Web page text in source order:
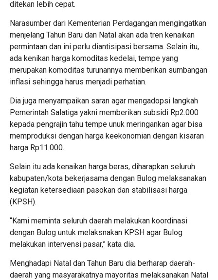
ditekan lebih cepat.
Narasumber dari Kementerian Perdagangan mengingatkan
menjelang Tahun Baru dan Natal akan ada tren kenaikan
permintaan dan ini perlu diantisipasi bersama. Selain itu,
ada kenikan harga komoditas kedelai, tempe yang
merupakan komoditas turunannya memberikan sumbangan
inflasi sehingga harus menjadi perhatian.
Dia juga menyampaikan saran agar mengadopsi langkah
Pemerintah Salatiga yakni memberikan subsidi Rp2.000
kepada pengrajin tahu tempe unuk meringankan agar bisa
memproduksi dengan harga keekonomian dengan kisaran
harga Rp11.000.
Selain itu ada kenaikan harga beras, diharapkan seluruh
kabupaten/kota bekerjasama dengan Bulog melaksanakan
kegiatan ketersediaan pasokan dan stabilisasi harga
(KPSH).
“Kami meminta seluruh daerah melakukan koordinasi
dengan Bulog untuk melaksnakan KPSH agar Bulog
melakukan intervensi pasar,” kata dia.
Menghadapi Natal dan Tahun Baru dia berharap daerah-
daerah yang masyarakatnya mayoritas melaksanakan Natal